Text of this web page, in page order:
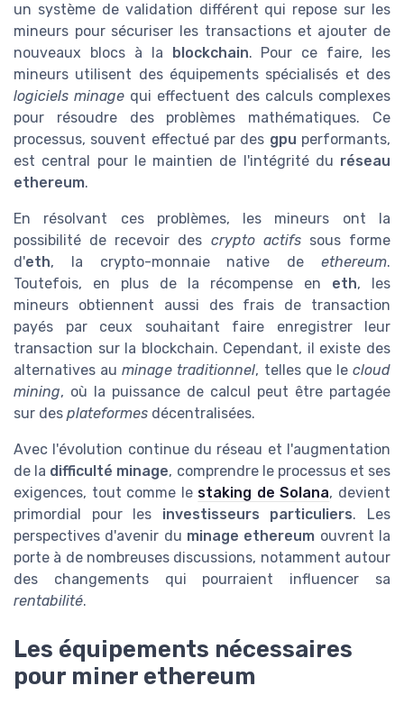
un système de validation différent qui repose sur les
mineurs pour sécuriser les transactions et ajouter de
nouveaux blocs à la blockchain. Pour ce faire, les
mineurs utilisent des équipements spécialisés et des
logiciels minage qui effectuent des calculs complexes
pour résoudre des problèmes mathématiques. Ce
processus, souvent effectué par des gpu performants,
est central pour le maintien de l'intégrité du réseau
ethereum.
En résolvant ces problèmes, les mineurs ont la
possibilité de recevoir des crypto actifssous forme
d'eth, la crypto-monnaie native de ethereum.
Toutefois, en plus de la récompense en eth, les
mineurs obtiennent aussi des frais de transaction
payés par ceux souhaitant faire enregistrer leur
transaction sur la blockchain. Cependant, il existe des
alternatives auminage traditionnel, telles que lecloud
mining, où la puissance de calcul peut être partagée
sur des plateformes décentralisées.
Avec l'évolution continue du réseau et l'augmentation
de la difficulté minage, comprendre le processus et ses
exigences, tout comme le staking de Solana, devient
primordial pour les investisseurs particuliers. Les
perspectives d'avenir du minage ethereum ouvrent la
porte à de nombreuses discussions, notamment autour
des changements qui pourraient influencer sa
rentabilité.
Les équipements nécessaires
pour miner ethereum